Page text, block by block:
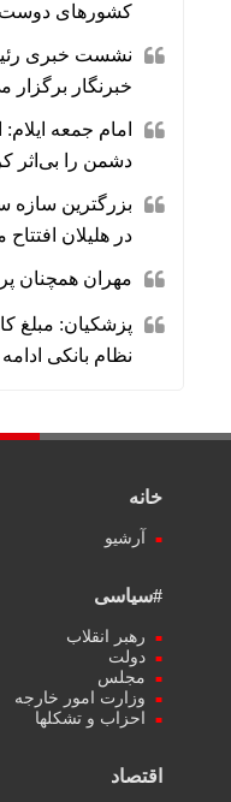
کشورهای
نشست خبری
خبرنگار برگزار
امام جمعه
دشمن را بی‌اثر
در هلیلان
مهران همچنان
پزشکیان: مبلغ
نظام بانکی
خانه
آرشیو
#سیاسی
رهبر انقلاب
دولت
مجلس
وزارت امور خارجه
احزاب و تشکلها
اقتصاد